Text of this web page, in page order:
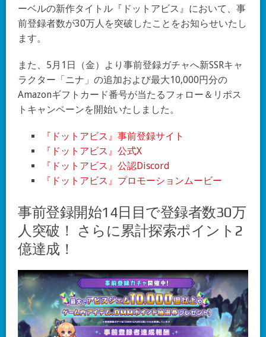
ーベルの新作タイトル『ドットアビス』において、事
前登録者数が30万人を突破したことをお知らせいたし
ます。
また、5月1日（金）より事前登録ガチャへ新SSRキャ
ラクター「ニナ」の追加および最大10,000円分の
Amazonギフトカード番号が当たるフォロー＆リポス
トキャンペーンを開始いたしました。
『ドットアビス』事前登録サイト
『ドットアビス』公式X
『ドットアビス』公認Discord
『ドットアビス』プロモーションムービー
事前登録開始14日目で登録者数30万
人突破！ さらに累計探索ポイント2
億達成！